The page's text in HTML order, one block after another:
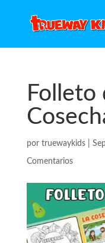
Folleto
por truewaykids|
Comentarios